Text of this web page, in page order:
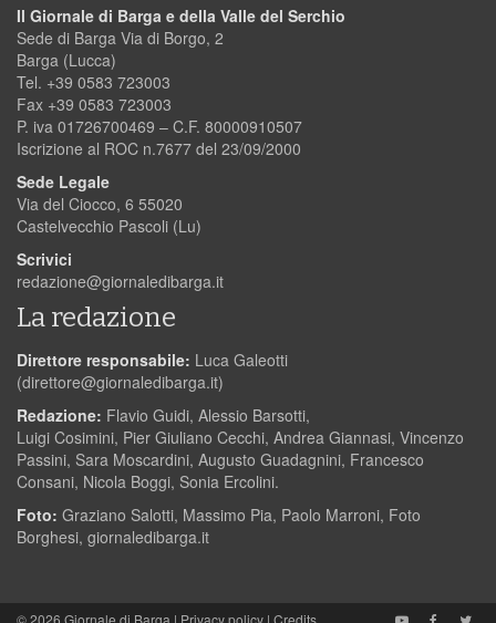
Il Giornale di Barga e della Valle del Serchio
Sede di Barga Via di Borgo, 2
Barga (Lucca)
Tel. +39 0583 723003
Fax +39 0583 723003
P. iva 01726700469 – C.F. 80000910507
Iscrizione al ROC n.7677 del 23/09/2000
Sede Legale
Via del Ciocco, 6 55020
Castelvecchio Pascoli (Lu)
Scrivici
redazione@giornaledibarga.it
La redazione
Direttore responsabile: Luca Galeotti
(direttore@giornaledibarga.it)
Redazione: Flavio Guidi, Alessio Barsotti,
Luigi Cosimini, Pier Giuliano Cecchi, Andrea Giannasi, Vincenzo
Passini, Sara Moscardini, Augusto Guadagnini, Francesco
Consani, Nicola Boggi, Sonia Ercolini.
Foto: Graziano Salotti, Massimo Pia, Paolo Marroni, Foto
Borghesi, giornaledibarga.it
© 2026 Giornale di Barga | Privacy policy | Credits